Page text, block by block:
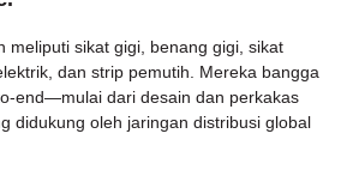
meliputi sikat gigi, benang gigi, sikat
dan strip pemutih. Mereka bangga
end—mulai dari desain dan perkakas
didukung oleh jaringan distribusi global